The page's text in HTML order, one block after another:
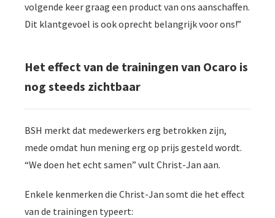
volgende keer graag een product van ons aanschaffen.
Dit klantgevoel is ook oprecht belangrijk voor ons!”
Het effect van de trainingen van Ocaro is
nog steeds zichtbaar
BSH merkt dat medewerkers erg betrokken zijn,
mede omdat hun mening erg op prijs gesteld wordt.
“We doen het echt samen” vult Christ-Jan aan.
Enkele kenmerken die Christ-Jan somt die het effect
van de trainingen typeert: